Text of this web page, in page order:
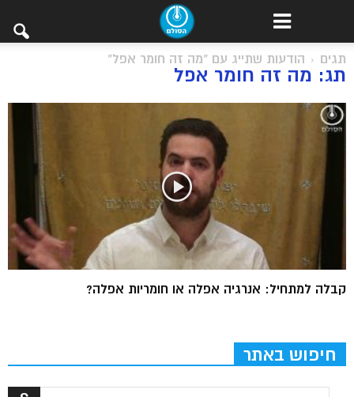
תגים הודעות שתייג עם "מה זה חומר אפל"
תג: מה זה חומר אפל
קבלה למתחיל: אנרגיה אפלה או חומריות אפלה?
חיפוש באתר